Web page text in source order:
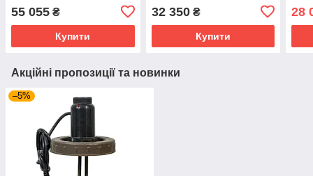
55 055 ₴
Купити
32 350₴
Купити
28
Акційні пропозиції та новинки
–5%